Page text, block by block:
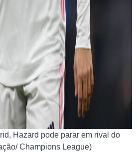
Hazard pode parar em rival do
Champions League)